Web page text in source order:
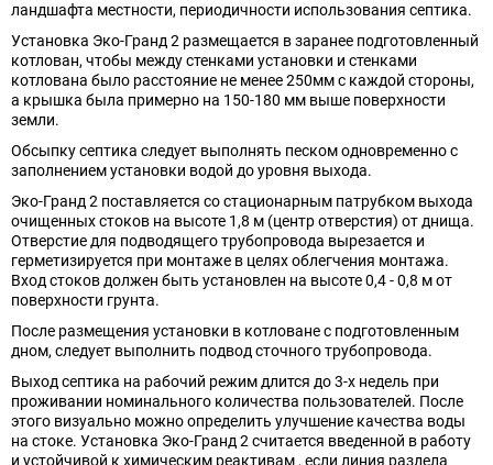
ландшафта местности, периодичности использования септика.
Установка Эко-Гранд 2 размещается в заранее подготовленный
котлован, чтобы между стенками установки и стенками
котлована было расстояние не менее 250мм с каждой стороны,
а крышка была примерно на 150-180 мм выше поверхности
земли.
Обсыпку септика следует выполнять песком одновременно с
заполнением установки водой до уровня выхода.
Эко-Гранд 2 поставляется со стационарным патрубком выхода
очищенных стоков на высоте 1,8 м (центр отверстия) от днища.
Отверстие для подводящего трубопровода вырезается и
герметизируется при монтаже в целях облегчения монтажа.
Вход стоков должен быть установлен на высоте 0,4 - 0,8 м от
поверхности грунта.
После размещения установки в котловане с подготовленным
дном, следует выполнить подвод сточного трубопровода.
Выход септика на рабочий режим длится до 3-х недель при
проживании номинального количества пользователей. После
этого визуально можно определить улучшение качества воды
на стоке. Установка Эко-Гранд 2 считается введенной в работу
и устойчивой к химическим реактивам , если линия раздела